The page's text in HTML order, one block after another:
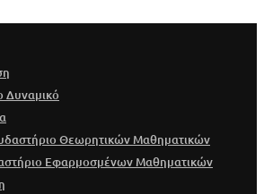
Δυναμικό
Θεωρητικών Μαθηματικών
Εφαρμοσμένων Μαθηματικών